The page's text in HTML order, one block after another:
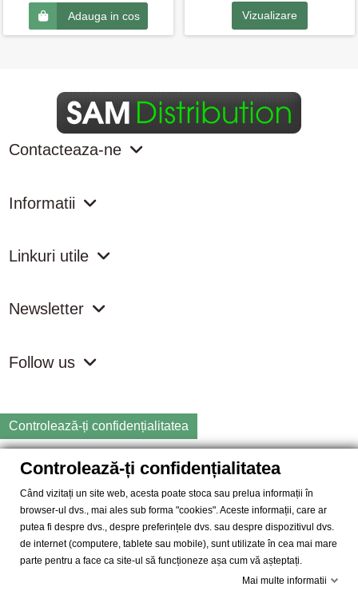
Adauga in cos Vizualizare
Contacteaza-ne
Informatii
Linkuri utile
Newsletter
Follow us
Controlează-ți confidențialitatea
Copyright
2026 samdistribution.ro - Magazin online cu Produse
SAM DISTRIBUTION S.R.L.- Cod fiscal: RO14935035, Registrul
Comertului: J40/10004/2002, Adresa: Str. Dimieni, nr. 7, Bucuresti,
sector 5.
Controlează-ți confidențialitatea
Când vizitați un site web, acesta poate stoca sau prelua informații în
browser-ul dvs., mai ales sub forma "cookies". Aceste informații, care ar
putea fi despre dvs., despre preferințele dvs. sau despre dispozitivul dvs.
de internet (computere, tablete sau mobile), sunt utilizate în cea mai mare
parte pentru a face ca site-ul să funcționeze așa cum vă așteptați.
Mai multe informatii